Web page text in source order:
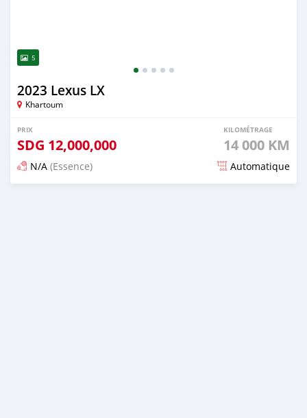
5
2023 Lexus LX
Khartoum
PRIX
SDG 12,000,000
KILOMÉTRAGE
14 000 KM
N/A (Essence) Automatique